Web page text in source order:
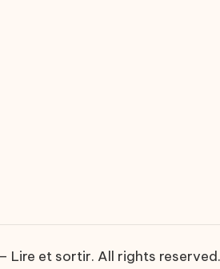
Lire et sortir. All rights reserved.